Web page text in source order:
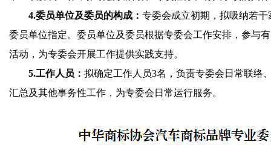
4.委员单位及委员的构成： 专委会成立初期，拟吸纳若
委员单位指定。委员单位及委员根据专委会工作安排，参与
活动，为专委会开展工作提供实践支持。
5.工作人员： 拟确定工作人员3名，负责专委会日常联络
汇总及其他事务性工作，为专委会日常运行服务。